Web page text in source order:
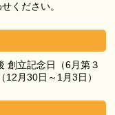
ください。
創立記念日（6月第３
月30日～1月3日）